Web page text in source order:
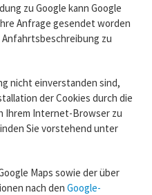
zu Google kann Google
Anfrage gesendet worden
zu
nicht einverstanden sind,
der Cookies durch die
Ihrem Internet-Browser zu
Sie vorstehend unter
Maps sowie der über
nach den Google-